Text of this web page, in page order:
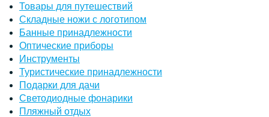
Товары для путешествий
Складные ножи с логотипом
Банные принадлежности
Оптические приборы
Инструменты
Туристические принадлежности
Подарки для дачи
Светодиодные фонарики
Пляжный отдых